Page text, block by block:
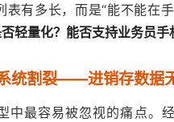
有多长，而是“能不能在
轻量化？能否支持业务员手
统割裂——进销存数据
中最容易被忽视的痛点。